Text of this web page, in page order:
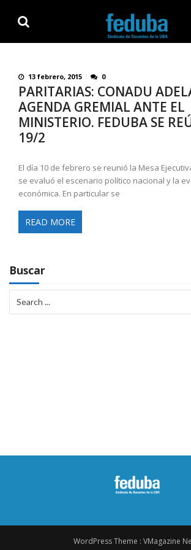
navigation
content
13 febrero, 2015 0
PARITARIAS: CONADU
AGENDA GREMIAL ANTE EL
MINISTERIO. FEDUBA SE
19/2
El día 10 de febrero se reunió la Mesa
se evaluó el escenario político nacional y la
económica. En particular se
READ MORE
Buscar
for:
WordPress Theme : VMagazine